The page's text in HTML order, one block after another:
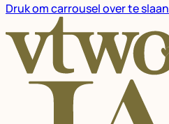
Druk om carrousel over te slaan